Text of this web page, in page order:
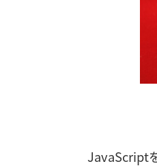
JavaScript